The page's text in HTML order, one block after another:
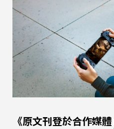
《原文刊登於合作媒體